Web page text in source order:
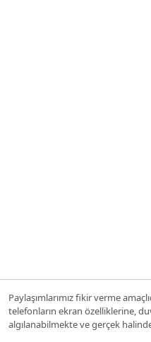
Paylaşımlarımız fikir verme
telefonların ekran özelliklerine,
algılanabilmekte ve gerçek